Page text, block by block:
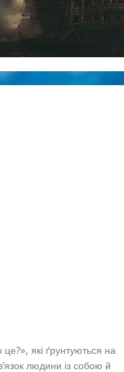
які ґрунтуються на
людини із собою й